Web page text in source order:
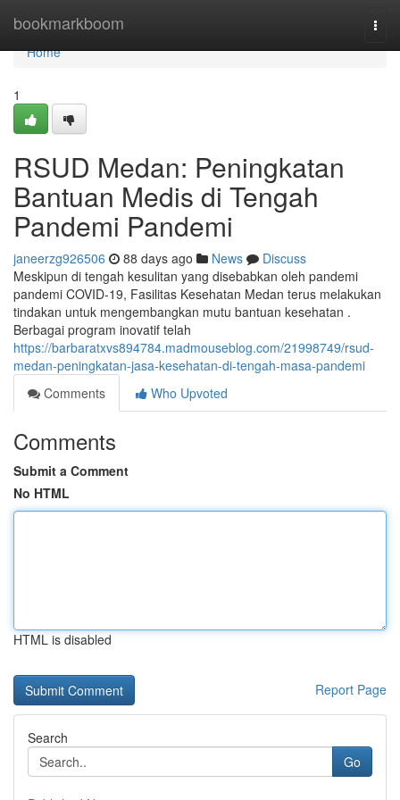
bookmarkboom
Home
Home
1
RSUD Medan: Peningkatan
Bantuan Medis di Tengah
Pandemi Pandemi
janeerzg926506 88 days ago News
Discuss
Meskipun di tengah kesulitan yang disebabkan oleh pandemi
pandemi COVID-19, Fasilitas Kesehatan Medan terus melakukan
tindakan untuk mengembangkan mutu bantuan kesehatan .
Berbagai program inovatif telah
https://barbaratxvs894784.madmouseblog.com/21998749/rsud-
medan-peningkatan-jasa-kesehatan-di-tengah-masa-pandemi
Comments
Who Upvoted
Comments
Submit a Comment
No HTML
HTML is disabled
Report Page
Search
Go